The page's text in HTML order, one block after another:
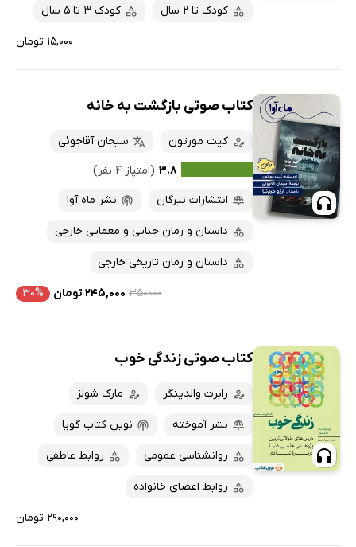
کودک تا 2 سال کودک 3 تا 5 سال
۱۵,۰۰۰ تومان
کتاب صوتی بازگشت به خانه
کیت مورتون
سبحان آقاجوئی
۳.۸ (امتیاز ۴ نفر)
انتشارات تیرگان
نشر ماه آوا
داستان و رمان جنایی و معمایی خارجی
داستان و رمان تاریخی خارجی
۳۵۰۰۰۰ ۲۴۵,۰۰۰ تومان ۳۰%
کتاب صوتی زندگی خوب
رابرت والدینگر مارک شولز
نشر آموخته نوین کتاب گویا
روانشناسی عمومی روابط عاطفی
روابط اعضای خانواده
۲۹۰,۰۰۰ تومان